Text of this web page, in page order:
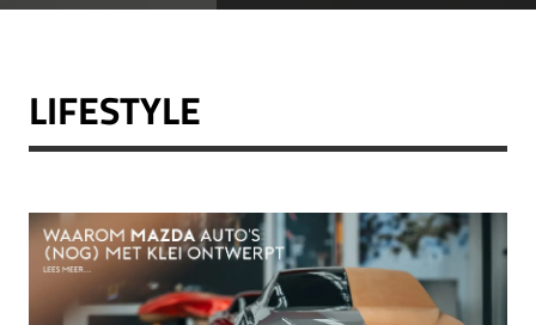
LIFESTYLE